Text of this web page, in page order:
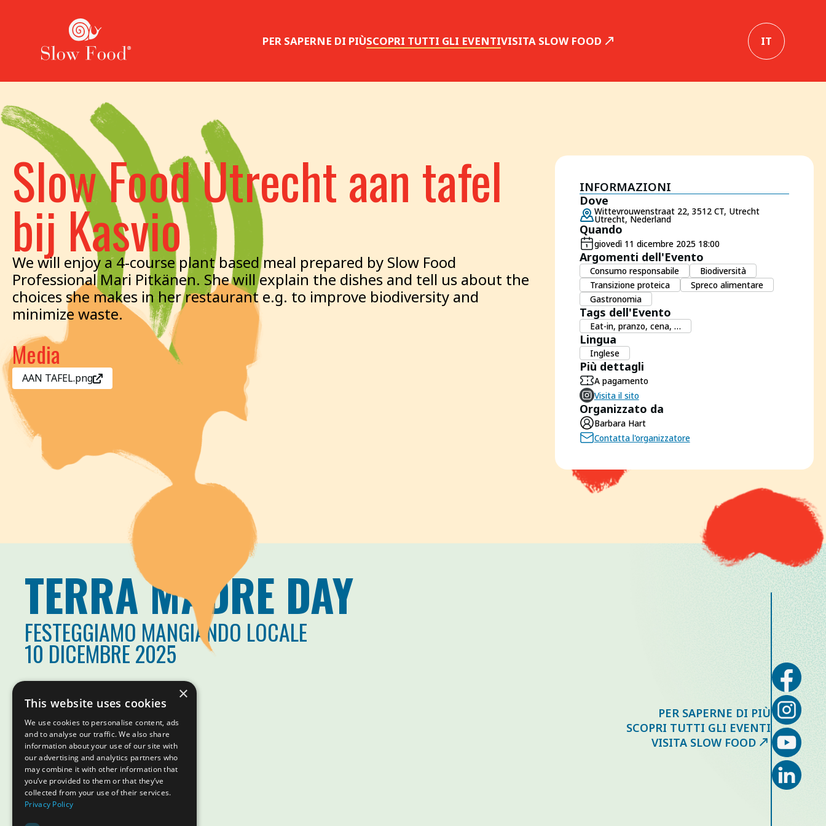
PER SAPERNE DI PIÙSCOPRI TUTTI GLI EVENTIVISITA SLOW FOOD IT
Slow Food Utrecht aan tafel
bij Kasvio
We will enjoy a 4-course plant based meal prepared by Slow Food
Professional Mari Pitkänen. She will explain the dishes and tell us about the
choices she makes in her restaurant e.g. to improve biodiversity and
minimize waste.
Media
AAN TAFEL.png
INFORMAZIONI
Dove
Wittevrouwenstraat 22, 3512 CT, Utrecht
Utrecht, Nederland
Quando
giovedì 11 dicembre 2025 18:00
Argomenti dell'Evento
Consumo responsabile
Biodiversità
Transizione proteica
Spreco alimentare
Gastronomia
Tags dell'Evento
Eat-in, pranzo, cena, …
Lingua
Inglese
Più dettagli
A pagamento
Visita il sito
Organizzato da
Barbara Hart
Contatta l'organizzatore
TERRA MADRE DAY
FESTEGGIAMO MANGIANDO LOCALE
10 DICEMBRE 2025
PER SAPERNE DI PIÙ
SCOPRI TUTTI GLI EVENTI
VISITA SLOW FOOD
×
This website uses cookies
We use cookies to personalise content, ads
and to analyse our traffic. We also share
information about your use of our site with
our advertising and analytics partners who
may combine it with other information that
you’ve provided to them or that they’ve
collected from your use of their services.
Privacy Policy